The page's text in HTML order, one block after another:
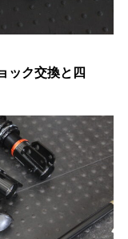
ック交換と四